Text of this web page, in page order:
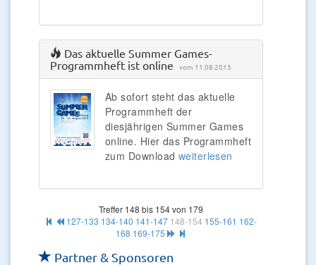
Das aktuelle Summer Games-
Programmheft ist online vom 11.08.2015
Ab sofort steht das aktuelle
Programmheft der
diesjährigen Summer Games
online. Hier das Programmheft
zum Download weiterlesen
Treffer 148 bis 154 von 179
127-133 134-140 141-147 148-154 155-161 162-
168 169-175
Partner & Sponsoren